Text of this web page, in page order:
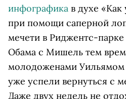
инфографика в духе «Как
при помощи саперной
мечети в Риджентс-
Обама с Мишель тем
молодоженами Уильямом
уже успели вернуться с
Даже двух недель не